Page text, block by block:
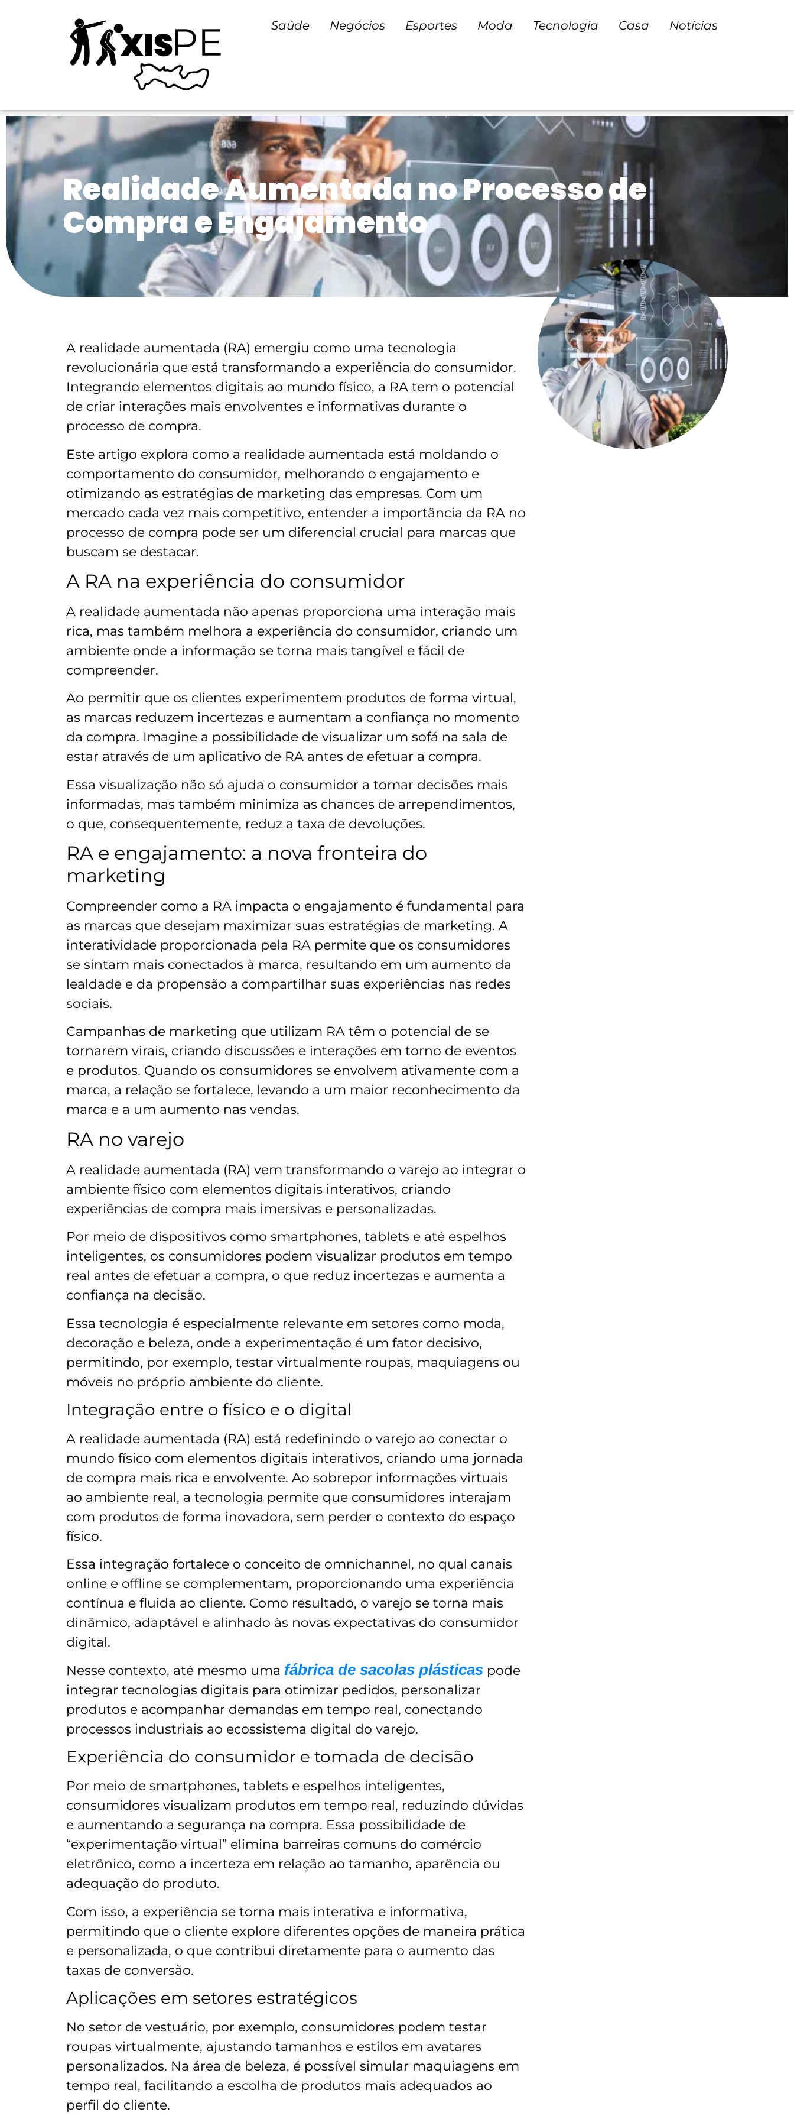
Saúde Negócios Esportes Moda Tecnologia Casa Notícias
Realidade Aumentada no Processo de
Compra e Engajamento
A realidade aumentada (RA) emergiu como uma tecnologia
revolucionária que está transformando a experiência do consumidor.
Integrando elementos digitais ao mundo físico, a RA tem o potencial
de criar interações mais envolventes e informativas durante o
processo de compra.
Este artigo explora como a realidade aumentada está moldando o
comportamento do consumidor, melhorando o engajamento e
otimizando as estratégias de marketing das empresas. Com um
mercado cada vez mais competitivo, entender a importância da RA no
processo de compra pode ser um diferencial crucial para marcas que
buscam se destacar.
A RA na experiência do consumidor
A realidade aumentada não apenas proporciona uma interação mais
rica, mas também melhora a experiência do consumidor, criando um
ambiente onde a informação se torna mais tangível e fácil de
compreender.
Ao permitir que os clientes experimentem produtos de forma virtual,
as marcas reduzem incertezas e aumentam a confiança no momento
da compra. Imagine a possibilidade de visualizar um sofá na sala de
estar através de um aplicativo de RA antes de efetuar a compra.
Essa visualização não só ajuda o consumidor a tomar decisões mais
informadas, mas também minimiza as chances de arrependimentos,
o que, consequentemente, reduz a taxa de devoluções.
RA e engajamento: a nova fronteira do
marketing
Compreender como a RA impacta o engajamento é fundamental para
as marcas que desejam maximizar suas estratégias de marketing. A
interatividade proporcionada pela RA permite que os consumidores
se sintam mais conectados à marca, resultando em um aumento da
lealdade e da propensão a compartilhar suas experiências nas redes
sociais.
Campanhas de marketing que utilizam RA têm o potencial de se
tornarem virais, criando discussões e interações em torno de eventos
e produtos. Quando os consumidores se envolvem ativamente com a
marca, a relação se fortalece, levando a um maior reconhecimento da
marca e a um aumento nas vendas.
RA no varejo
A realidade aumentada (RA) vem transformando o varejo ao integrar o
ambiente físico com elementos digitais interativos, criando
experiências de compra mais imersivas e personalizadas.
Por meio de dispositivos como smartphones, tablets e até espelhos
inteligentes, os consumidores podem visualizar produtos em tempo
real antes de efetuar a compra, o que reduz incertezas e aumenta a
confiança na decisão.
Essa tecnologia é especialmente relevante em setores como moda,
decoração e beleza, onde a experimentação é um fator decisivo,
permitindo, por exemplo, testar virtualmente roupas, maquiagens ou
móveis no próprio ambiente do cliente.
Integração entre o físico e o digital
A realidade aumentada (RA) está redefinindo o varejo ao conectar o
mundo físico com elementos digitais interativos, criando uma jornada
de compra mais rica e envolvente. Ao sobrepor informações virtuais
ao ambiente real, a tecnologia permite que consumidores interajam
com produtos de forma inovadora, sem perder o contexto do espaço
físico.
Essa integração fortalece o conceito de omnichannel, no qual canais
online e offline se complementam, proporcionando uma experiência
contínua e fluida ao cliente. Como resultado, o varejo se torna mais
dinâmico, adaptável e alinhado às novas expectativas do consumidor
digital.
Nesse contexto, até mesmo uma fábrica de sacolas plásticas pode
integrar tecnologias digitais para otimizar pedidos, personalizar
produtos e acompanhar demandas em tempo real, conectando
processos industriais ao ecossistema digital do varejo.
Experiência do consumidor e tomada de decisão
Por meio de smartphones, tablets e espelhos inteligentes,
consumidores visualizam produtos em tempo real, reduzindo dúvidas
e aumentando a segurança na compra. Essa possibilidade de
“experimentação virtual” elimina barreiras comuns do comércio
eletrônico, como a incerteza em relação ao tamanho, aparência ou
adequação do produto.
Com isso, a experiência se torna mais interativa e informativa,
permitindo que o cliente explore diferentes opções de maneira prática
e personalizada, o que contribui diretamente para o aumento das
taxas de conversão.
Aplicações em setores estratégicos
No setor de vestuário, por exemplo, consumidores podem testar
roupas virtualmente, ajustando tamanhos e estilos em avatares
personalizados. Na área de beleza, é possível simular maquiagens em
tempo real, facilitando a escolha de produtos mais adequados ao
perfil do cliente.